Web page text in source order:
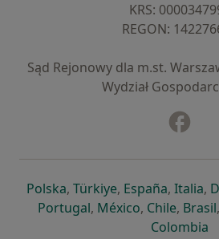
KRS:
REGON:
Sąd Rejonowy dla m.st.
Wydział
Polskaotwiera się w nowej
, Türkiyeotwiera się w
, Españaotwiera
, Italia,
Portugalotwiera się w nowej
, Méxicootwiera się
, Chile, Brasil,
Colombia